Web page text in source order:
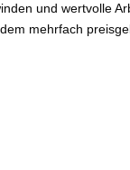
und wertvolle
mehrfach